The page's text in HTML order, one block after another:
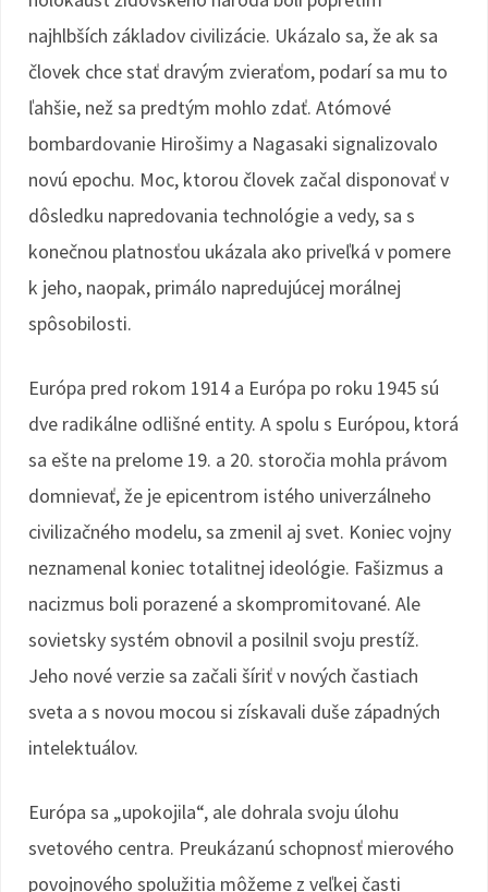
najhlbších základov civilizácie. Ukázalo sa, že ak sa
človek chce stať dravým zvieraťom, podarí sa mu to
ľahšie, než sa predtým mohlo zdať. Atómové
bombardovanie Hirošimy a Nagasaki signalizovalo
novú epochu. Moc, ktorou človek začal disponovať v
dôsledku napredovania technológie a vedy, sa s
konečnou platnosťou ukázala ako priveľká v pomere
k jeho, naopak, primálo napredujúcej morálnej
spôsobilosti.
Európa pred rokom 1914 a Európa po roku 1945 sú
dve radikálne odlišné entity. A spolu s Európou, ktorá
sa ešte na prelome 19. a 20. storočia mohla právom
domnievať, že je epicentrom istého univerzálneho
civilizačného modelu, sa zmenil aj svet. Koniec vojny
neznamenal koniec totalitnej ideológie. Fašizmus a
nacizmus boli porazené a skompromitované. Ale
sovietsky systém obnovil a posilnil svoju prestíž.
Jeho nové verzie sa začali šíriť v nových častiach
sveta a s novou mocou si získavali duše západných
intelektuálov.
Európa sa „upokojila“, ale dohrala svoju úlohu
svetového centra. Preukázanú schopnosť mierového
povojnového spolužitia môžeme z veľkej časti